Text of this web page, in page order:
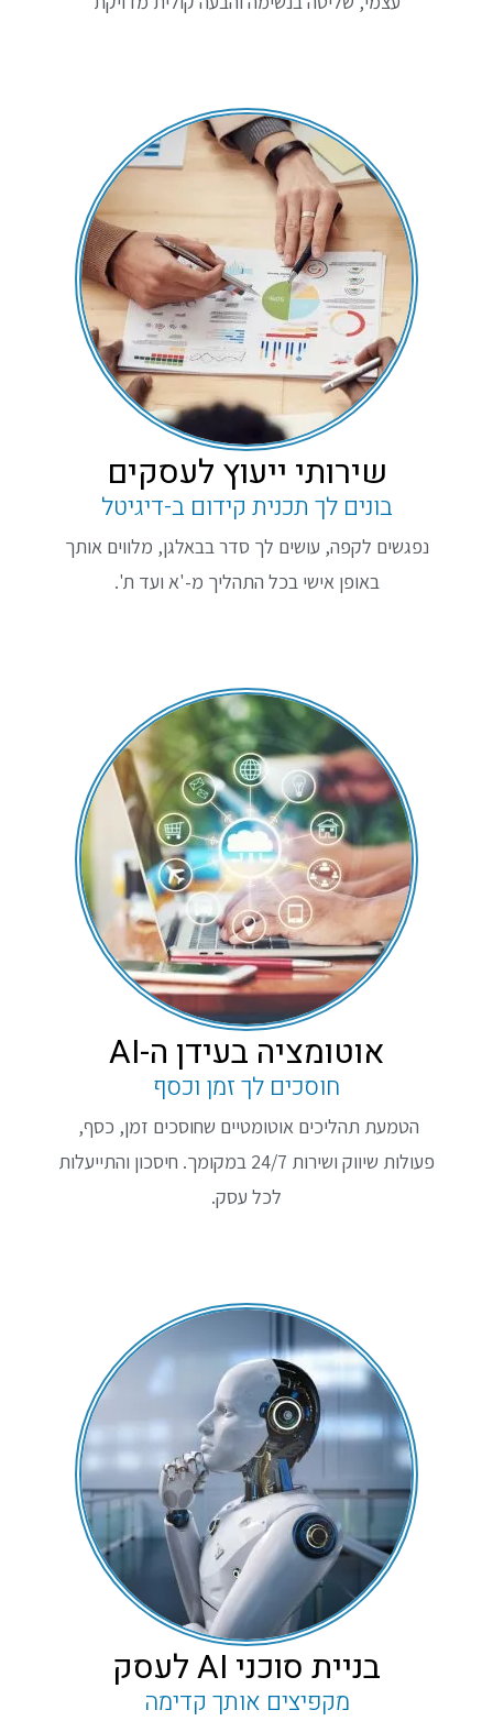
שירותי ייעוץ לעסקים
בונים לך תכנית קידום ב-דיגיטל
נפגשים לקפה, עושים לך סדר בבאלגן, מלווים אותך
באופן אישי בכל התהליך מ-'א ועד ת'.
אוטומציה בעידן ה-AI
חוסכים לך זמן וכסף
הטמעת תהליכים אוטומטיים שחוסכים זמן, כסף,
פעולות שיווק ושירות 24/7 במקומך. חיסכון והתייעלות
לכל עסק.
בניית סוכני AI לעסק
מקפיצים אותך קדימה